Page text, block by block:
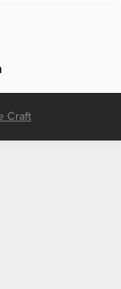
Craft